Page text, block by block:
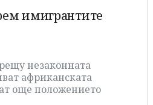
имигрантите
незаконната
африканската
още положението